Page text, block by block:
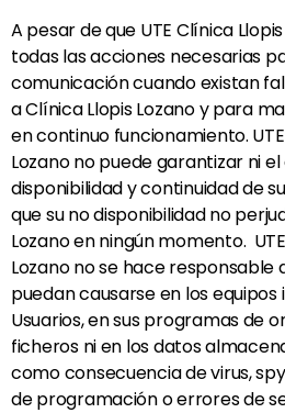
A pesar de que UTE Clínica
todas las acciones necesarias
comunicación cuando existan
aClínica Llopis Lozanoy para
en continuo funcionamiento.
Lozanono puede garantizar ni el
disponibilidad y continuidad de
que su no disponibilidad no
Lozanoen ningún momento. UTE
Lozanono se hace responsable
puedan causarse en los
Usuarios, en sus programas de
ficheros ni en los datos
como consecuencia de virus,
de programación o errores de